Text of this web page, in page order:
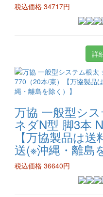
税込価格 34717円
詳
万協 一般型シ
ネダN型 脚3本
【万協製品は
送(※沖縄・離島
税込価格 36640円